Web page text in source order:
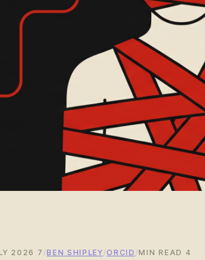
7 JULY 2026 /BEN SHIPLEY / ORCID / 4 MIN READ